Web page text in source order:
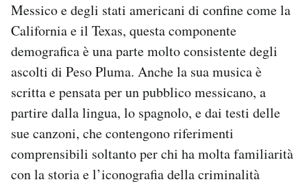
Messico e degli stati americani di confine come la
California e il Texas, questa componente
demografica è una parte molto consistente degli
ascolti di Peso Pluma. Anche la sua musica è
scritta e pensata per un pubblico messicano, a
partire dalla lingua, lo spagnolo, e dai testi delle
sue canzoni, che contengono riferimenti
comprensibili soltanto per chi ha molta familiarità
con la storia e l’iconografia della criminalità